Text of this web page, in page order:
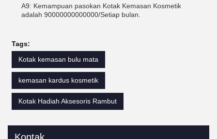
A9: Kemampuan pasokan Kotak Kemasan Kosmetik
adalah 90000000000000/Setiap bulan.
Tags:
Kotak kemasan bulu mata
kemasan kardus kosmetik
Kotak Hadiah Aksesoris Rambut